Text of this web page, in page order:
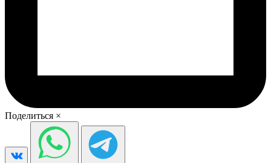
Поделиться ×